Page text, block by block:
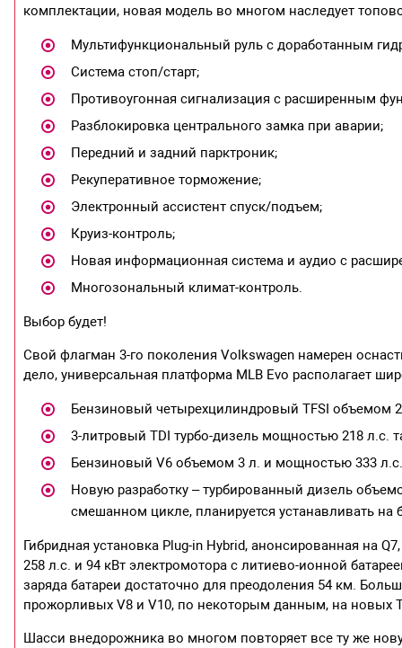
комплектации, новая модель во многом наследует
Мультифункциональный руль с доработанным
Система стоп/старт;
Противоугонная сигнализация с расширенным
Разблокировка центрального замка при аварии;
Передний и задний парктроник;
Рекуперативное торможение;
Электронный ассистент спуск/подъем;
Круиз-контроль;
Новая информационная система и аудио с
Многозональный климат-контроль.
Выбор будет!
Свой флагман 3-го поколения Volkswagen намерен
дело, универсальная платформа MLB Evo располагает
Бензиновый четырехцилиндровый TFSI объемом
3-литровый TDI турбо-дизель мощностью 218 л.с.
Бензиновый V6 объемом 3 л. и мощностью 333
Новую разработку – турбированный дизель
смешанном цикле, планируется устанавливать на
Гибридная установка Plug-in Hybrid, анонсированная на
258 л.с. и 94 кВт электромотора с литиево-ионной
заряда батареи достаточно для преодоления 54 км.
прожорливых V8 и V10, по некоторым данным, на новых
Шасси внедорожника во многом повторяет все ту же